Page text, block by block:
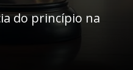
do princípio na